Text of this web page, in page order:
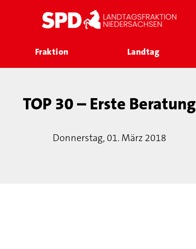
Fraktion Landtag
TOP 30 – Erste Beratung
Donnerstag, 01. März 2018